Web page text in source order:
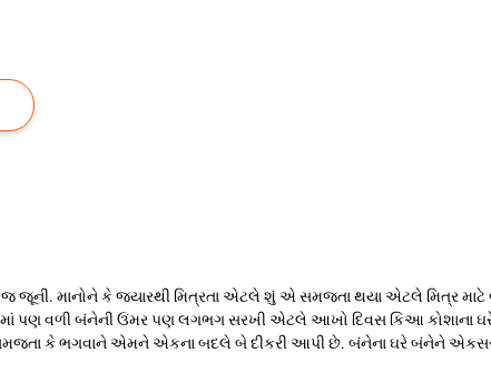
જૂની. માનોને કે જ્યારથી મિત્રતા એટલે શું એ સમજતા થયા એટલે મિત્ર
પણ વળી બંનેની ઉંમર પણ લગભગ સરખી એટલે આખો દિવસ કિઆ કોશાના
સમજતા કે ભગવાને એમને એકના બદલે બે દીકરી આપી છે. બંનેના ઘરે બંનેને